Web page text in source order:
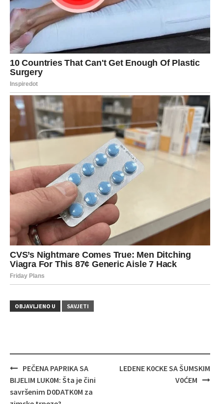
OBJAVLJENO U SAVJETI
Navigacija
objava
PEČENA PAPRIKA SA
BIJELIM LUK0M: Šta je čini
savršenim D0DATK0M za
LEDENE K0CKE SA ŠUMSKIM
V0ĆEM